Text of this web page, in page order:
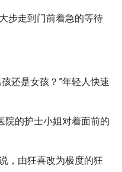
步走到门前着急的等待
还是女孩？”年轻人快速
院的护士小姐对着面前的
，由狂喜改为极度的狂